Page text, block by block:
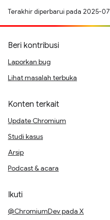
Terakhir diperbarui pada 2025-
Beri kontribusi
Laporkan bug
Lihat masalah terbuka
Konten terkait
Update Chromium
Studi kasus
Arsip
Podcast & acara
Ikuti
@ChromiumDev pada X